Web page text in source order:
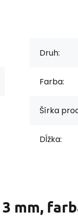
Druh:
Farba:
Šírka
Dĺžka:
mm,